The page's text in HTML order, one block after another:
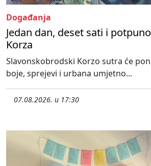
Događanja
Jedan dan, deset sati i
Korza
Slavonskobrodski Korzo sutra će
boje, sprejevi i urbana umjetno...
07.08.2026. u 17:30